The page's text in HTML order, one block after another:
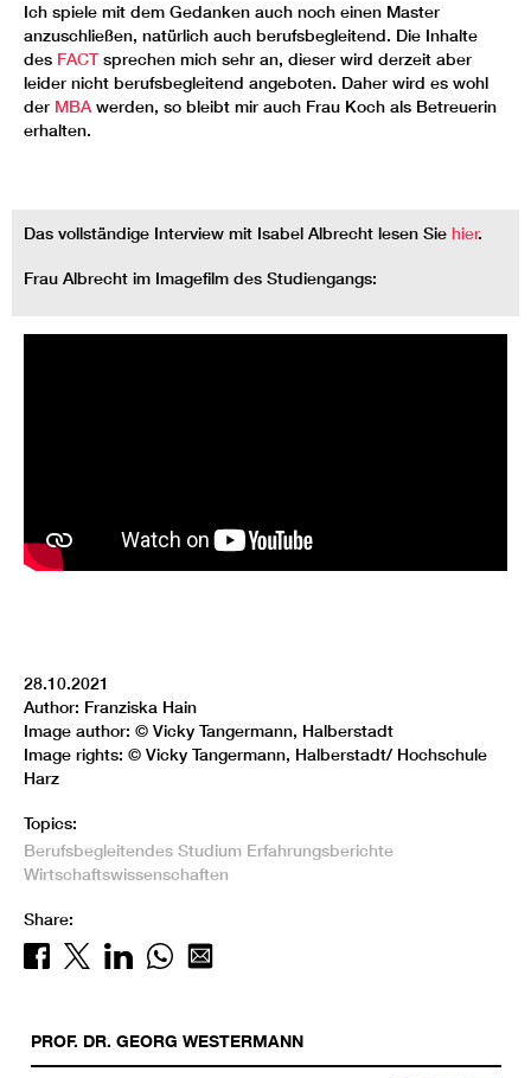
Ich spiele mit dem Gedanken auch noch einen Master
anzuschließen, natürlich auch berufsbegleitend. Die Inhalte
des FACTsprechen mich sehr an, dieser wird derzeit aber
leider nicht berufsbegleitend angeboten. Daher wird es wohl
der MBAwerden, so bleibt mir auch Frau Koch als Betreuerin
erhalten.
Das vollständige Interview mit Isabel Albrecht lesen Sie hier.
Frau Albrecht im Imagefilm des Studiengangs:
28.10.2021
Author: Franziska Hain
Image author: © Vicky Tangermann, Halberstadt
Image rights: © Vicky Tangermann, Halberstadt/ Hochschule
Harz
Topics:
Berufsbegleitendes Studium Erfahrungsberichte
Wirtschaftswissenschaften
Share:
PROF. DR. GEORG WESTERMANN